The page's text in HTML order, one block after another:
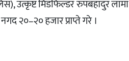
उत्कृष्ट मिडफिल्डर रुपबहादुर लामा
२०–२० हजार प्राप्ते गरे ।